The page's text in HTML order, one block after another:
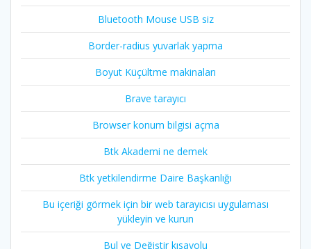
Bluetooth Mouse USB siz
Border-radius yuvarlak yapma
Boyut Küçültme makinaları
Brave tarayıcı
Browser konum bilgisi açma
Btk Akademi ne demek
Btk yetkilendirme Daire Başkanlığı
Bu içeriği görmek için bir web tarayıcısı uygulaması
yükleyin ve kurun
Bul ve Değiştir kısayolu